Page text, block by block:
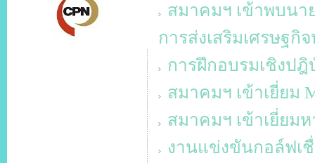
สมาคมฯ เข้าพบนา
การส่งเสริมเศรษฐกิ
การฝึกอบรมเชิงปฎิ
สมาคมฯ เข้าเยี่ยม
สมาคมฯ เข้าเยี่ยมห
งานแข่งขันกอล์ฟเ